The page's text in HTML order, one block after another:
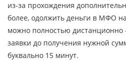
из-за прохождения
более, одолжить деньги в МФО
можно полностью дистанционно
заявки до получения нужной
буквально 15 минут.